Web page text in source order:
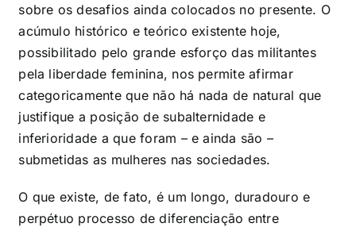
sobre os desafios ainda colocados no presente. O
acúmulo histórico e teórico existente hoje,
possibilitado pelo grande esforço das militantes
pela liberdade feminina, nos permite afirmar
categoricamente que não há nada de natural que
justifique a posição de subalternidade e
inferioridade a que foram – e ainda são –
submetidas as mulheres nas sociedades.
O que existe, de fato, é um longo, duradouro e
perpétuo processo de diferenciação entre